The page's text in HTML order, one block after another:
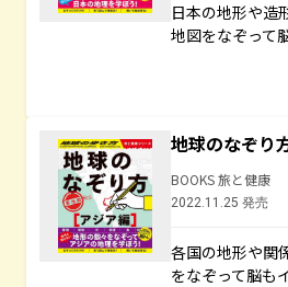
日本の地形や造
地図をなぞって
地球のなぞ
BOOKS 旅と健康
2022.11.25 発売
各国の地形や関
をなぞって脳も